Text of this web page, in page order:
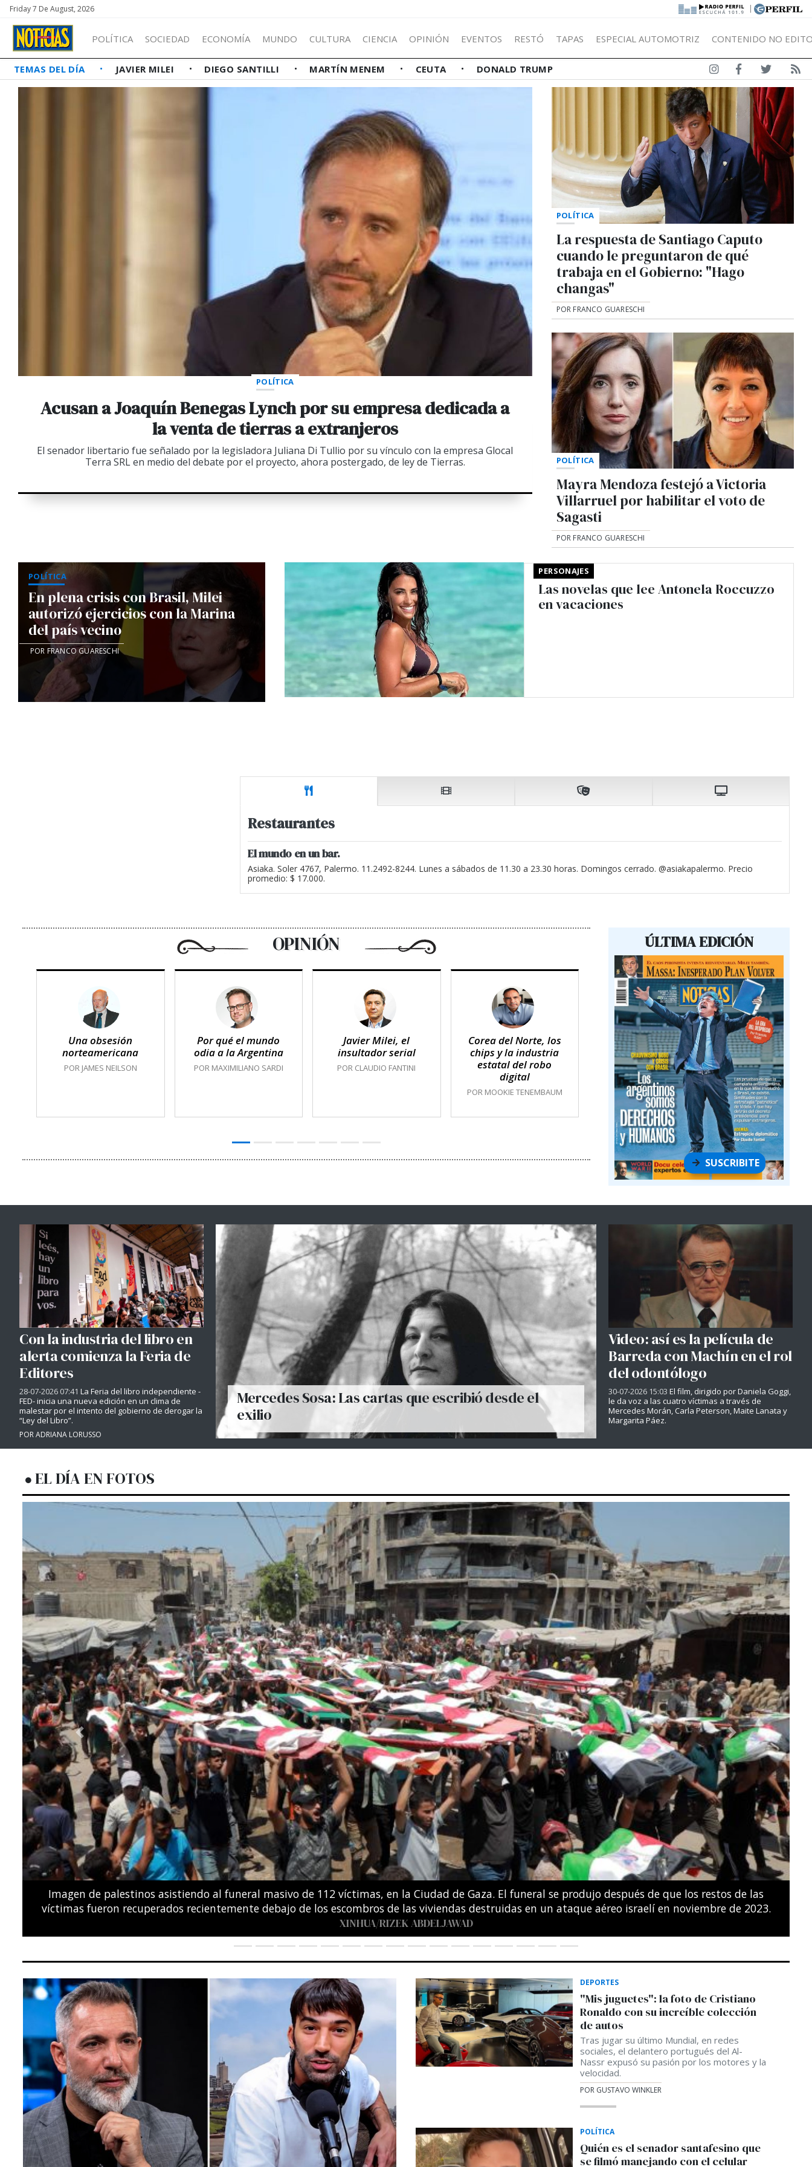
Friday 7 De August, 2026 |
POLÍTICA SOCIEDAD ECONOMÍA MUNDO CULTURA CIENCIA OPINIÓN EVENTOS RESTÓ TAPAS ESPECIAL AUTOMOTRIZ CONTENIDO NO
TEMAS DEL DÍA JAVIER MILEI DIEGO SANTILLI MARTÍN MENEM CEUTA DONALD TRUMP
POLÍTICA
Acusan a Joaquín Benegas Lynch por su empresa dedicada a
la venta de tierras a extranjeros
El senador libertario fue señalado por la legisladora Juliana Di Tullio por su vínculo con la empresa Glocal
Terra SRL en medio del debate por el proyecto, ahora postergado, de ley de Tierras.
POLÍTICA
La respuesta de Santiago Caputo
cuando le preguntaron de qué
trabaja en el Gobierno: "Hago
changas"
POR FRANCO GUARESCHI
POLÍTICA
Mayra Mendoza festejó a Victoria
Villarruel por habilitar el voto de
Sagasti
POR FRANCO GUARESCHI
POLÍTICA
En plena crisis con Brasil, Milei
autorizó ejercicios con la Marina
del país vecino
POR FRANCO GUARESCHI
PERSONAJES
Las novelas que lee Antonela Roccuzzo
en vacaciones
Restaurantes
El mundo en un bar.
Asiaka. Soler 4767, Palermo. 11.2492-8244. Lunes a sábados de 11.30 a 23.30 horas. Domingos cerrado. @asiakapalermo. Precio
promedio: $ 17.000.
OPINIÓN
Una obsesión
norteamericana
POR JAMES NEILSON
Por qué el mundo
odia a la Argentina
POR MAXIMILIANO SARDI
Javier Milei, el
insultador serial
POR CLAUDIO FANTINI
Corea del Norte, los
chips y la industria
estatal del robo
digital
POR MOOKIE TENEMBAUM
ÚLTIMA EDICIÓN
SUSCRIBITE
Con la industria del libro en
alerta comienza la Feria de
Editores
28-07-2026 07:41 La Feria del libro independiente -
FED- inicia una nueva edición en un clima de
malestar por el intento del gobierno de derogar la
“Ley del Libro”.
POR ADRIANA LORUSSO
Mercedes Sosa: Las cartas que escribió desde el
exilio
Video: así es la película de
Barreda con Machín en el rol
del odontólogo
30-07-2026 15:03 El film, dirigido por Daniela Goggi,
le da voz a las cuatro víctimas a través de
Mercedes Morán, Carla Peterson, Maite Lanata y
Margarita Páez.
EL DÍA EN FOTOS
Los nadadores españoles de estilo libre Dennis González Boneu e Iris Tío Casas compiten en la final de natación artística por parejas mixtas durante
el Campeonato Europeo de Natación LEN, en el Centro Acuático Olímpico de Saint-Denis, en las afueras del noreste de París. SÉBASTIEN BOZON / AFP
Previous Next
"Mis juguetes": la foto de Cristiano
Ronaldo con su increíble colección
de autos
Tras jugar su último Mundial, en redes
sociales, el delantero portugués del Al-
Nassr expusó su pasión por los motores y la
velocidad.
POR GUSTAVO WINKLER
Quién es el senador santafesino que
se filmó manejando con el celular
En redes sociales se viralizó el video de un